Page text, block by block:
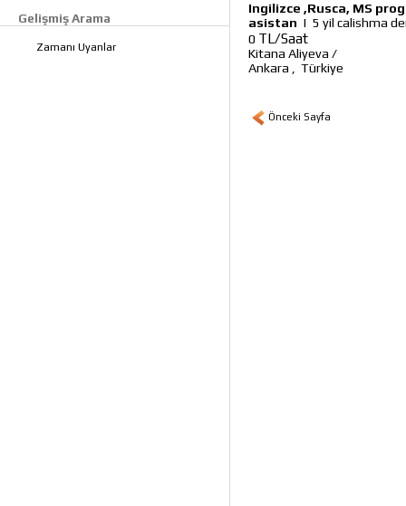
Gelişmiş Arama
Zamanı Uyanlar
Ingilizce ,Rusca, MS
asistan | 5 yil calishma
0 TL/Saat
Kitana Aliyeva /
Ankara
Türkiye
Önceki Sayfa